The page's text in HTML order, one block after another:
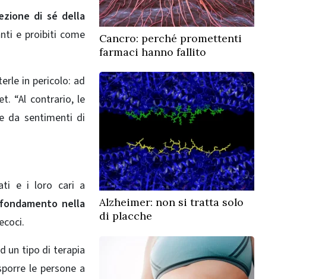
di sé della
e proibiti come
in pericolo: ad
“Al contrario, le
da sentimenti di
e i loro cari a
nella
un tipo di terapia
le persone a
Cancro: perché promettenti
farmaci hanno fallito
Alzheimer: non si tratta solo
di placche